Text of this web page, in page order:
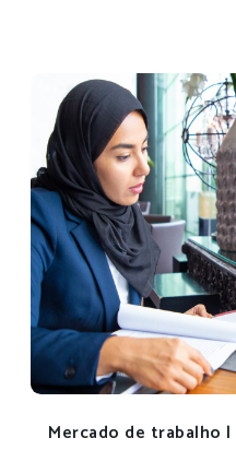
Mercado de trabalho |